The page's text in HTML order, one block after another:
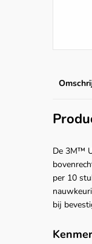
De 3M™
per 10
bij